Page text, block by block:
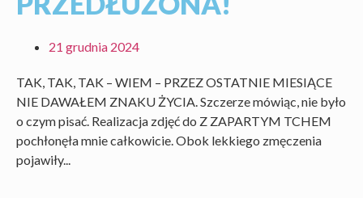
21 grudnia 2024
TAK, TAK, TAK – WIEM – PRZEZ OSTATNIE MIESIĄCE
NIE DAWAŁEM ZNAKU ŻYCIA. Szczerze mówiąc, nie było
o czym pisać. Realizacja zdjęć do Z ZAPARTYM TCHEM
pochłonęła mnie całkowicie. Obok lekkiego zmęczenia
pojawiły...